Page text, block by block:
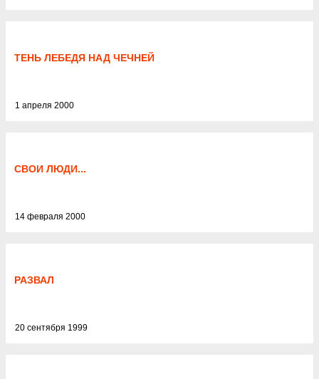
ТЕНЬ ЛЕБЕДЯ НАД ЧЕЧНЕЙ
1 апреля 2000
СВОИ ЛЮДИ...
14 февраля 2000
РАЗВАЛ
20 сентября 1999